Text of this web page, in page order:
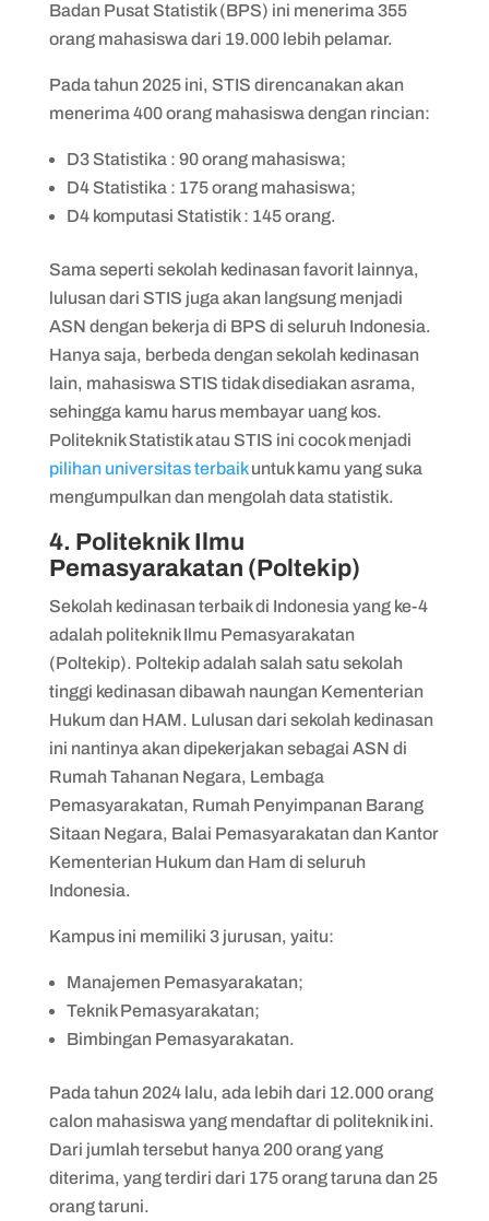
Badan Pusat Statistik (BPS) ini menerima 355
orang mahasiswa dari 19.000 lebih pelamar.
Pada tahun 2025 ini, STIS direncanakan akan
menerima 400 orang mahasiswa dengan rincian:
D3 Statistika : 90 orang mahasiswa;
D4 Statistika : 175 orang mahasiswa;
D4 komputasi Statistik : 145 orang.
Sama seperti sekolah kedinasan favorit lainnya,
lulusan dari STIS juga akan langsung menjadi
ASN dengan bekerja di BPS di seluruh Indonesia.
Hanya saja, berbeda dengan sekolah kedinasan
lain, mahasiswa STIS tidak disediakan asrama,
sehingga kamu harus membayar uang kos.
Politeknik Statistik atau STIS ini cocok menjadi
pilihan universitas terbaikuntuk kamu yang suka
mengumpulkan dan mengolah data statistik.
4. Politeknik Ilmu
Pemasyarakatan (Poltekip)
Sekolah kedinasan terbaik di Indonesia yang ke-4
adalah politeknik Ilmu Pemasyarakatan
(Poltekip). Poltekip adalah salah satu sekolah
tinggi kedinasan dibawah naungan Kementerian
Hukum dan HAM. Lulusan dari sekolah kedinasan
ini nantinya akan dipekerjakan sebagai ASN di
Rumah Tahanan Negara, Lembaga
Pemasyarakatan, Rumah Penyimpanan Barang
Sitaan Negara, Balai Pemasyarakatan dan Kantor
Kementerian Hukum dan Ham di seluruh
Indonesia.
Kampus ini memiliki 3 jurusan, yaitu:
Manajemen Pemasyarakatan;
Teknik Pemasyarakatan;
Bimbingan Pemasyarakatan.
Pada tahun 2024 lalu, ada lebih dari 12.000 orang
calon mahasiswa yang mendaftar di politeknik ini.
Dari jumlah tersebut hanya 200 orang yang
diterima, yang terdiri dari 175 orang taruna dan 25
orang taruni.